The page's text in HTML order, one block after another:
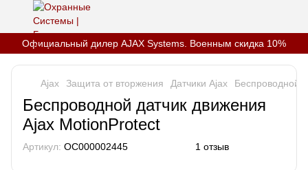
Официальный дилер AJAX Systems. Военным скидка 10%
Ajax Защита от вторжения Датчики Ajax Беспроводной
Беспроводной датчик движения
Ajax MotionProtect
Артикул: OC000002445 1 отзыв